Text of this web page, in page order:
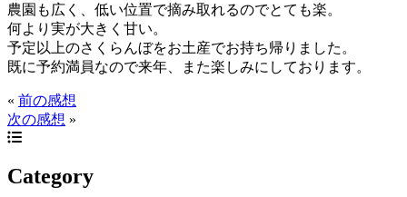
農園も広く、低い位置で摘み取れるのでとても楽。
何より実が大きく甘い。
予定以上のさくらんぼをお土産でお持ち帰りました。
既に予約満員なので来年、また楽しみにしております。
« 前の感想
次の感想 »
Category